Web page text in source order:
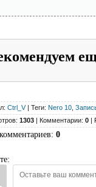
Ctrl_V| Теги: Nero 10
1303 | Комментарии: 0 |
: 0